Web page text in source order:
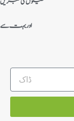
اور بہت سے